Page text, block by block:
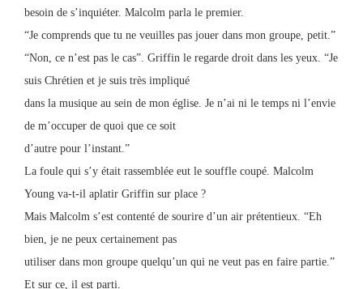
besoin de s’inquiéter. Malcolm parla le premier.
“Je comprends que tu ne veuilles pas jouer dans mon groupe, petit.”
“Non, ce n’est pas le cas”. Griffin le regarde droit dans les yeux. “Je
suis Chrétien et je suis très impliqué
dans la musique au sein de mon église. Je n’ai ni le temps ni l’envie
de m’occuper de quoi que ce soit
d’autre pour l’instant.”
La foule qui s’y était rassemblée eut le souffle coupé. Malcolm
Young va-t-il aplatir Griffin sur place ?
Mais Malcolm s’est contenté de sourire d’un air prétentieux. “Eh
bien, je ne peux certainement pas
utiliser dans mon groupe quelqu’un qui ne veut pas en faire partie.”
Et sur ce, il est parti.